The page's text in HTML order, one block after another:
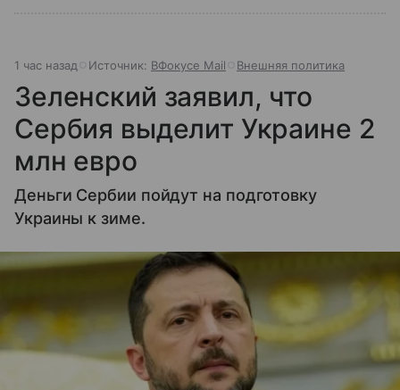
1 час назад Источник: ВФокусе Mail Внешняя политика
Зеленский заявил, что
Сербия выделит Украине 2
млн евро
Деньги Сербии пойдут на подготовку
Украины к зиме.